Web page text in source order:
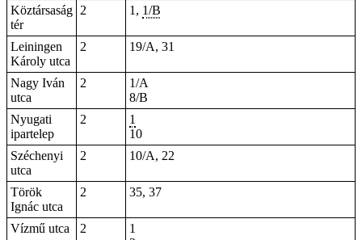
Köztársaság
tér
2 1, 1/B
Leiningen
Károly utca
2 19/A, 31
Nagy Iván
utca
2
1/A
8/B
Nyugati
ipartelep
2
1
10
Széchenyi
utca
2 10/A, 22
Török
Ignác utca
2 35, 37
Vízmű utca 2
1